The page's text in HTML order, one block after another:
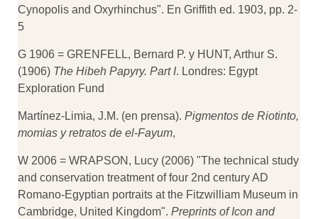
Cynopolis and Oxyrhinchus". En Griffith ed. 1903, pp. 2-
5
G 1906 = GRENFELL, Bernard P. y HUNT, Arthur S.
(1906) The Hibeh Papyry. Part I. Londres: Egypt
Exploration Fund
Martínez-Limia, J.M. (en prensa). Pigmentos de Riotinto,
momias y retratos de el-Fayum,
W 2006 = WRAPSON, Lucy (2006) "The technical study
and conservation treatment of four 2nd century AD
Romano-Egyptian portraits at the Fitzwilliam Museum in
Cambridge, United Kingdom". Preprints of Icon and